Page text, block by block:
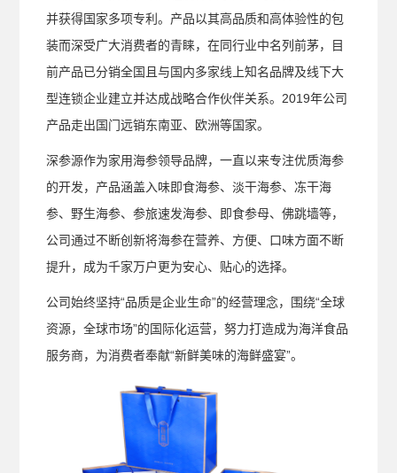
并获得国家多项专利。产品以其高品质和高体验性的包
装而深受广大消费者的青睐，在同行业中名列前茅，目
前产品已分销全国且与国内多家线上知名品牌及线下大
型连锁企业建立并达成战略合作伙伴关系。2019年公司
产品走出国门远销东南亚、欧洲等国家。
深参源作为家用海参领导品牌，一直以来专注优质海参
的开发，产品涵盖入味即食海参、淡干海参、冻干海
参、野生海参、参旅速发海参、即食参母、佛跳墙等，
公司通过不断创新将海参在营养、方便、口味方面不断
提升，成为千家万户更为安心、贴心的选择。
公司始终坚持“品质是企业生命”的经营理念，围绕“全球
资源，全球市场”的国际化运营，努力打造成为海洋食品
服务商，为消费者奉献“新鲜美味的海鲜盛宴”。